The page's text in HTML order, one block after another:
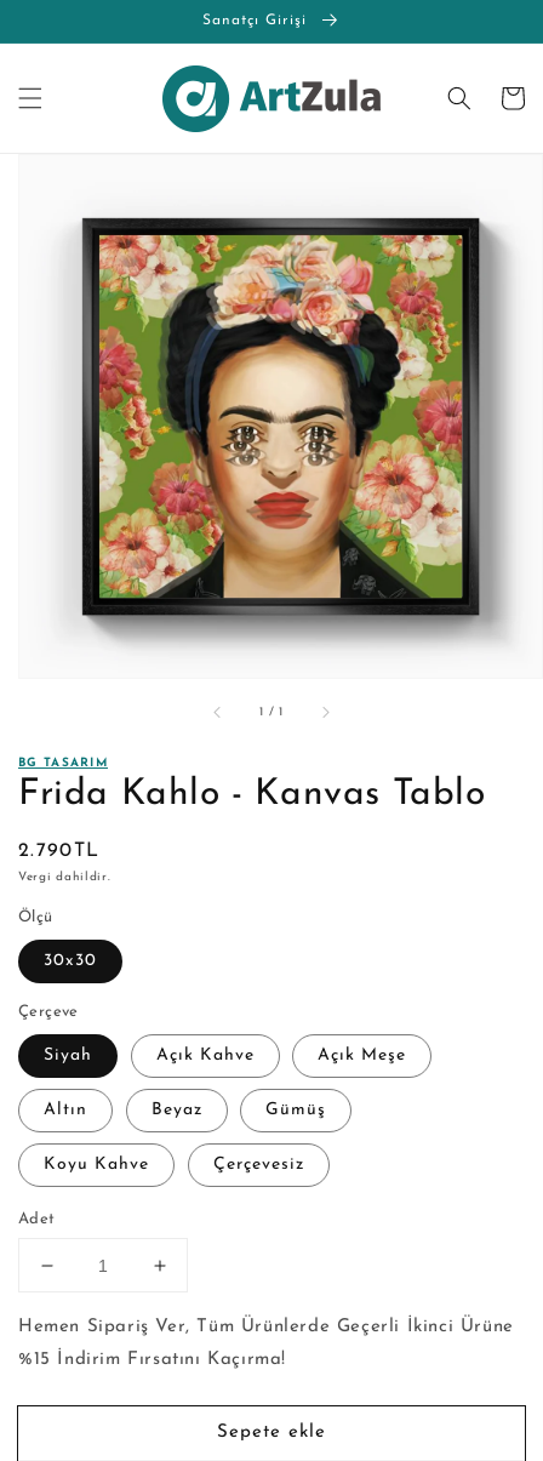
Sanatçı Girişi
Sepet
1 //1
BG TASARIM
Frida Kahlo - Kanvas Tablo
Normal
fiyat
2.790TL
Vergi dahildir.
Ölçü
30x30
Çerçeve
Siyah Açık Kahve Açık Meşe
Altın Beyaz Gümüş
Koyu Kahve Çerçevesiz
Adet
-
Kanvas
için
Frida
-
Kanvas
için
Hemen Sipariş Ver, Tüm Ürünlerde Geçerli İkinci Ürüne
%15 İndirim Fırsatını Kaçırma!
Sepete ekle